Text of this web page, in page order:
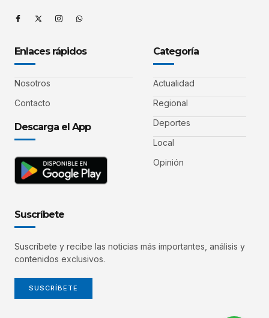
Enlaces rápidos
Nosotros
Contacto
Descarga el App
Categoría
Actualidad
Regional
Deportes
Local
Opinión
Suscríbete
Suscríbete y recibe las noticias más importantes, análisis y
contenidos exclusivos.
SUSCRÍBETE